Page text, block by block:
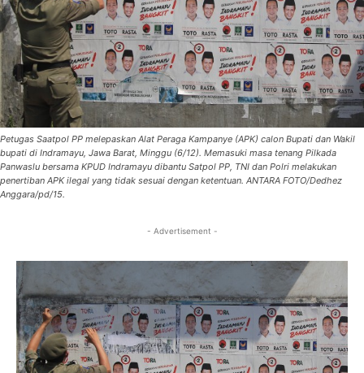
Petugas Saatpol PP melepaskan Alat Peraga Kampanye (APK) calon Bupati dan Wakil
bupati di Indramayu, Jawa Barat, Minggu (6/12). Memasuki masa tenang Pilkada
Panwaslu bersama KPUD Indramayu dibantu Satpol PP, TNI dan Polri melakukan
penertiban APK ilegal yang tidak sesuai dengan ketentuan. ANTARA FOTO/Dedhez
Anggara/pd/15.
- Advertisement -